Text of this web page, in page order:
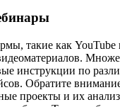
такие как YouTube
инструкции по
Обратите
проекты и их